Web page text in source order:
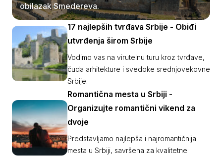
obilazak Smedereva.
17 najlepših tvrđava Srbije - Obiđi
utvrđenja širom Srbije
Vodimo vas na virutelnu turu kroz tvrđave,
čuda arhitekture i svedoke srednjovekovne
Srbije.
Romantična mesta u Srbiji -
Organizujte romantični vikend za
dvoje
Predstavljamo najlepša i najromantičnija
mesta u Srbiji, savršena za kvalitetne